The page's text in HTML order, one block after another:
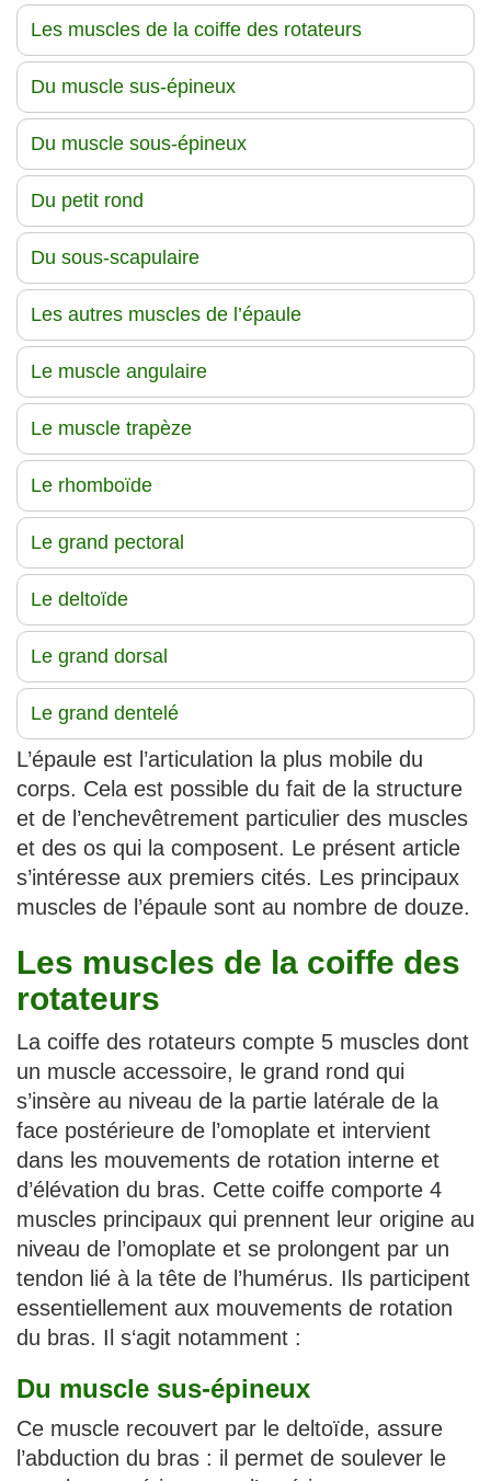
Les muscles de la coiffe des rotateurs
Du muscle sus-épineux
Du muscle sous-épineux
Du petit rond
Du sous-scapulaire
Les autres muscles de l’épaule
Le muscle angulaire
Le muscle trapèze
Le rhomboïde
Le grand pectoral
Le deltoïde
Le grand dorsal
Le grand dentelé
L’épaule est l’articulation la plus mobile du
corps. Cela est possible du fait de la structure
et de l’enchevêtrement particulier des muscles
et des os qui la composent. Le présent article
s’intéresse aux premiers cités. Les principaux
muscles de l’épaule sont au nombre de douze.
Les muscles de la coiffe des
rotateurs
La coiffe des rotateurs compte 5 muscles dont
un muscle accessoire, le grand rond qui
s’insère au niveau de la partie latérale de la
face postérieure de l’omoplate et intervient
dans les mouvements de rotation interne et
d’élévation du bras. Cette coiffe comporte 4
muscles principaux qui prennent leur origine au
niveau de l’omoplate et se prolongent par un
tendon lié à la tête de l’humérus. Ils participent
essentiellement aux mouvements de rotation
du bras. Il s‘agit notamment :
Du muscle sus-épineux
Ce muscle recouvert par le deltoïde, assure
l’abduction du bras : il permet de soulever le